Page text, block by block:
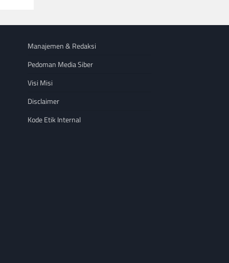
Manajemen & Redaksi
Pedoman Media Siber
Visi Misi
Disclaimer
Kode Etik Internal